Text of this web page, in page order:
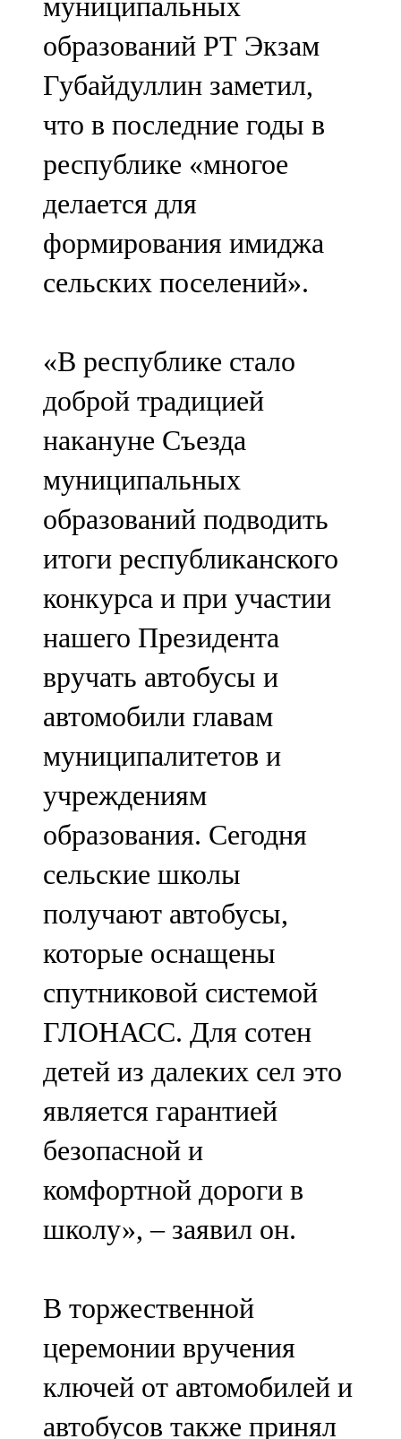
образований РТ Экзам
Губайдуллин заметил,
что в последние годы в
республике «многое
делается для
формирования имиджа
сельских поселений».
«В республике стало
доброй традицией
накануне Съезда
муниципальных
образований подводить
итоги республиканского
конкурса и при участии
нашего Президента
вручать автобусы и
автомобили главам
муниципалитетов и
учреждениям
образования. Сегодня
сельские школы
получают автобусы,
которые оснащены
спутниковой системой
ГЛОНАСС. Для сотен
детей из далеких сел это
является гарантией
безопасной и
комфортной дороги в
школу», – заявил он.
В торжественной
церемонии вручения
ключей от автомобилей и
автобусов также принял